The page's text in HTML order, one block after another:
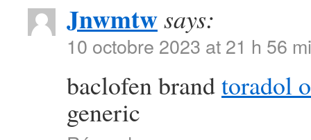
Jnwmtwsays:
10 octobre 2023 at 21 h 56
baclofen brandtoradol
generic